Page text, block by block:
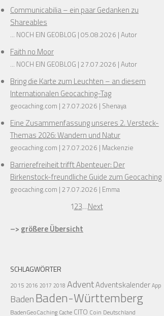
Communicabilia – ein paar Gedanken zu
Shareables
... NOCH EIN GEOBLOG 05.08.2026 Autor
Faith no Moor
... NOCH EIN GEOBLOG 27.07.2026 Autor
Bring die Karte zum Leuchten – an diesem
Internationalen Geocaching-Tag
geocaching.com 27.07.2026 Shenaya
Eine Zusammenfassung unseres 2. Versteck-
Themas 2026: Wandern und Natur
geocaching.com 27.07.2026 Mackenzie
Barrierefreiheit trifft Abenteuer: Der
Birkenstock-freundliche Guide zum Geocaching
geocaching.com 27.07.2026 Emma
123…Next
–> größere Übersicht
SCHLAGWÖRTER
2015 2016 2017 2018 AdventAdventskalenderApp
BadenBaden-Württemberg
BadenGeoCaching Cache CITO Coin Deutschland